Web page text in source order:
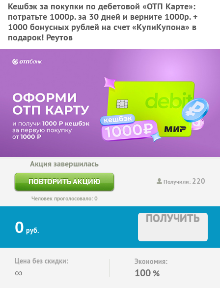
Кешбэк за покупки по дебетовой «ОТП Карте»:
потратьте 1000р. за 30 дней и верните 1000р. +
1000 бонусных рублей на счет «КупиКупона» в
подарок! Реутов
Получили: 220
Акция завершилась
ПОВТОРИТЬ АКЦИЮ
Человек проголосовало: 0
0 руб.
ПОЛУЧИТЬ
Цена без скидки:
∞
Экономия:
100 %